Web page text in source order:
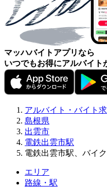
マッハバイトアプリなら
いつでもお得にアルバイト
アルバイト・バイト
島根県
出雲市
電鉄出雲市駅
電鉄出雲市駅、バイ
エリア
路線・駅